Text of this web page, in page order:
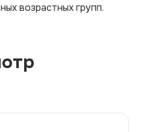
возрастных групп.